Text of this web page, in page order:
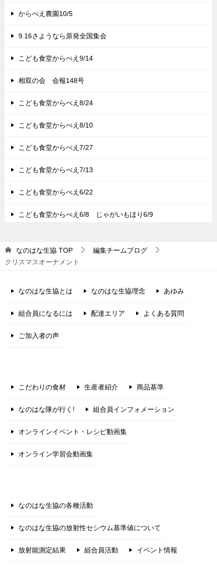
からべえ農園10/5
9.16さようなら原発全国集会
こども食堂からべえ9/14
相双の会 会報148号
こども食堂からべえ8/24
こども食堂からべえ8/10
こども食堂からべえ7/27
こども食堂からべえ7/13
こども食堂からべえ6/22
こども食堂からべえ6/8 じゃがいもほり6/9
なのはな生協 TOP
編集チームブログ
クリスマスオーナメント
なのはな生協とは なのはな生協理念 あゆみ
組合員になるには 配達エリア よくある質問
ご加入者の声
こだわりの食材 生産者紹介 商品基準
なのはな隊が行く! 組合員インフォメーション
オンラインイベント・レシピ動画集
オンライン学習会動画集
なのはな生協の各種活動
なのはな生協の放射性セシウム基準値について
放射能測定結果 組合員活動 イベント情報